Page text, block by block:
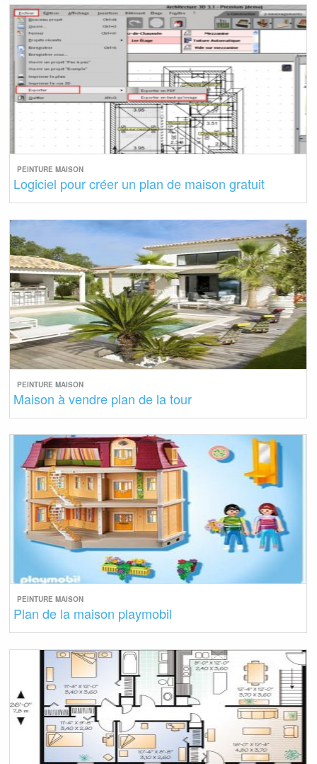
PEINTURE MAISON
Logiciel pour créer un plan de maison gratuit
PEINTURE MAISON
Maison à vendre plan de la tour
PEINTURE MAISON
Plan de la maison playmobil